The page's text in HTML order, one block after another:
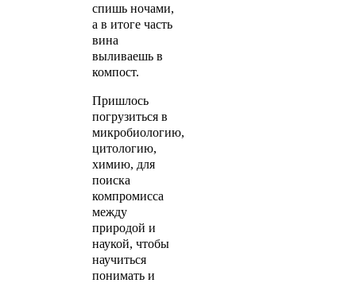
спишь ночами,
а в итоге часть
вина
выливаешь в
компост.
Пришлось
погрузиться в
микробиологию,
цитологию,
химию, для
поиска
компромисса
между
природой и
наукой, чтобы
научиться
понимать и